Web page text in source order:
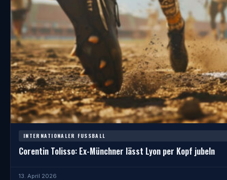
INTERNATIONALER FUSSBALL
Corentin Tolisso: Ex-Münchner lässt Lyon per Kopf jubeln
13. April 2026